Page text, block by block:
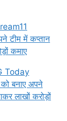
टीम में कप्तान
कमाए
Today
बनाए अपने
लाखों करोड़ों